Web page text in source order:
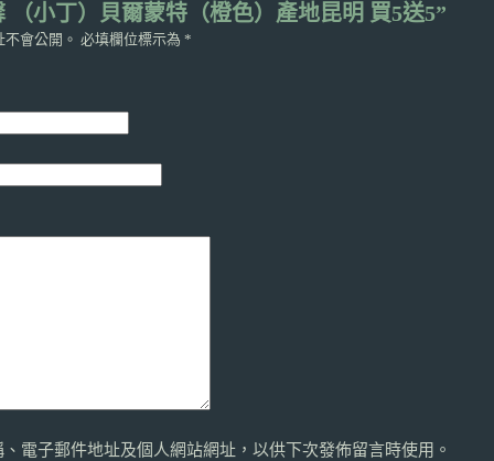
（小丁）貝爾蒙特（橙色）產地昆明 買5送5”
會公開。 必填欄位標示為 *
電子郵件地址及個人網站網址，以供下次發佈留言時使用。